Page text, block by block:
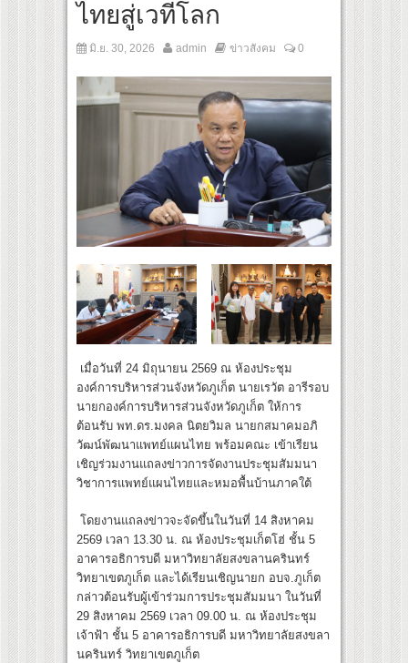
ไทยสู่เวทีโลก
มิ.ย. 30, 2026 admin ข่าวสังคม 0
เมื่อวันที่ 24 มิถุนายน 2569 ณ ห้องประชุม
องค์การบริหารส่วนจังหวัดภูเก็ต นายเรวัต อารีรอบ
นายกองค์การบริหารส่วนจังหวัดภูเก็ต ให้การ
ต้อนรับ พท.ดร.มงคล นิตยวิมล นายกสมาคมอภิ
วัฒน์พัฒนาแพทย์แผนไทย พร้อมคณะ เข้าเรียน
เชิญร่วมงานแถลงข่าวการจัดงานประชุมสัมมนา
วิชาการแพทย์แผนไทยและหมอพื้นบ้านภาคใต้
โดยงานแถลงข่าวจะจัดขึ้นในวันที่ 14 สิงหาคม
2569 เวลา 13.30 น. ณ ห้องประชุมเก็ตโฮ่ ชั้น 5
อาคารอธิการบดี มหาวิทยาลัยสงขลานครินทร์
วิทยาเขตภูเก็ต และได้เรียนเชิญนายก อบจ.ภูเก็ต
กล่าวต้อนรับผู้เข้าร่วมการประชุมสัมมนา ในวันที่
29 สิงหาคม 2569 เวลา 09.00 น. ณ ห้องประชุม
เจ้าฟ้า ชั้น 5 อาคารอธิการบดี มหาวิทยาลัยสงขลา
นครินทร์ วิทยาเขตภูเก็ต